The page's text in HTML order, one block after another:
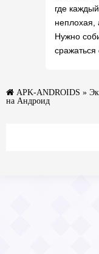
где
неплохая,
Нужно
APK-ANDROIDS »
на Андроид